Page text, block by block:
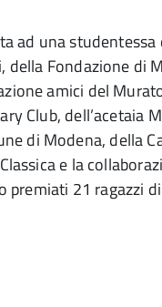
ad una
Fondazione di
amici del
Club,
di Modena, della
e la
premiati 21 ragazzi